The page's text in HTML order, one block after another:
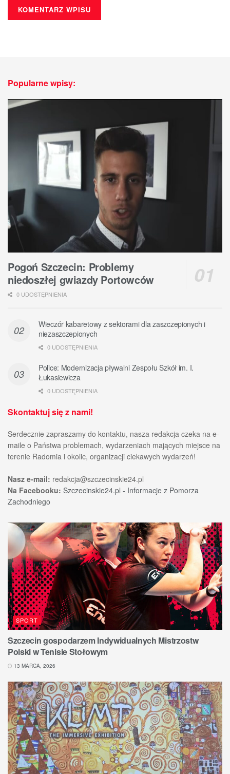
Popularne wpisy:
Pogoń Szczecin: Problemy
niedoszłej gwiazdy Portowców
0 UDOSTĘPNIENIA
Wieczór kabaretowy z sektorami dla zaszczepionych i
niezaszczepionych
0 UDOSTĘPNIENIA
Police: Modernizacja pływalni Zespołu Szkół im. I.
Łukasiewicza
0 UDOSTĘPNIENIA
Skontaktuj się z nami!
Serdecznie zapraszamy do kontaktu, nasza redakcja czeka na e-
maile o Państwa problemach, wydarzeniach mających miejsce na
terenie Radomia i okolic, organizacji ciekawych wydarzeń!
Nasz e-mail: redakcja@szczecinskie24.pl
Na Facebooku: Szczecinskie24.pl - Informacje z Pomorza
Zachodniego
SPORT
Szczecin gospodarzem Indywidualnych Mistrzostw
Polski w Tenisie Stołowym
13 MARCA, 2026